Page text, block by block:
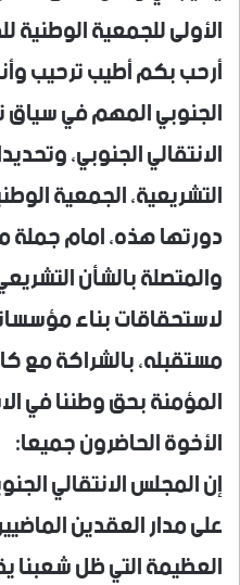
الأولى للجمعية الوطنية
أرحب بكم أطيب ترحيب
الجنوبي المهم في
الانتقالي الجنوبي،
التشريعية، الجمعية
دورتها هذه، امام جملة
والمتصلة بالشأن
لاستحقاقات بناء
مستقبله، بالشراكة مع
المؤمنة بحق وطننا في
الأخوة الحاضرون جميعا:
إن المجلس الانتقالي
على مدار العقدين
العظيمة التي ظل شعبنا